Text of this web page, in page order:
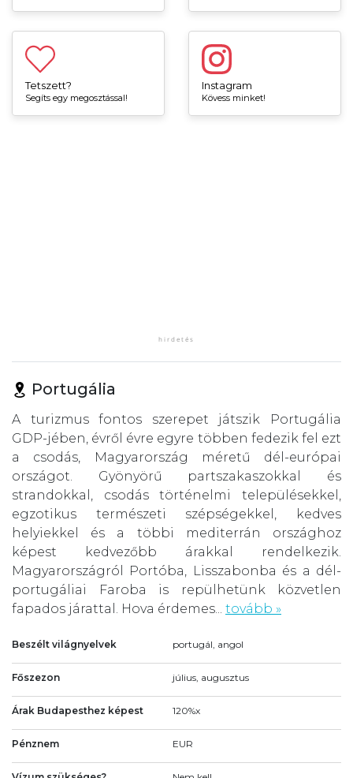
Tetszett?
Segíts egy megosztással!
Instagram
Kövess minket!
Portugália
A turizmus fontos szerepet játszik Portugália
GDP-jében, évről évre egyre többen fedezik fel ezt
a csodás, Magyarország méretű dél-európai
országot. Gyönyörű partszakaszokkal és
strandokkal, csodás történelmi településekkel,
egzotikus természeti szépségekkel, kedves
helyiekkel és a többi mediterrán országhoz
képest kedvezőbb árakkal rendelkezik.
Magyarországról Portóba, Lisszabonba és a dél-
portugáliai Faroba is repülhetünk közvetlen
fapados járattal. Hova érdemes... tovább »
Beszélt világnyelvek portugál, angol
Főszezon július, augusztus
Árak Budapesthez képest 120%x
Pénznem EUR